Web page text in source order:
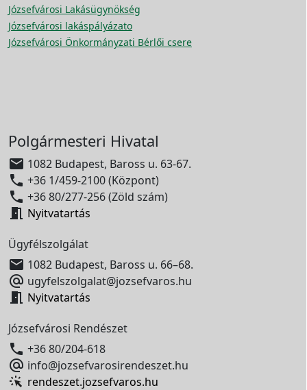
Józsefvárosi Lakásügynökség
Józsefvárosi lakáspályázato
Józsefvárosi Önkormányzati Bérlői csere
Polgármesteri Hivatal
 1082 Budapest, Baross u. 63-67.
 +36 1/459-2100 (Központ)
 +36 80/277-256 (Zöld szám)
 Nyitvatartás
Ügyfélszolgálat
 1082 Budapest, Baross u. 66–68.
 ugyfelszolgalat@jozsefvaros.hu
 Nyitvatartás
Józsefvárosi Rendészet
 +36 80/204-618
 info@jozsefvarosirendeszet.hu
rendeszet.jozsefvaros.hu